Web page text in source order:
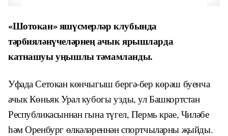
«Шотокан» яшүсмерләр клубын­да
тәрбияләнүчеләрнең ачык ярышларда
катнашуы уңышлы тәмамланды.
Уфада Сетокан көнчыгыш бергә-бер көрәш буенча
ачык Көньяк Урал кубогы узды, ул Башкортстан
Республикасыннан гына түгел, Пермь крае, Чиләбе
һәм Оренбург өлкәләреннән спортчыларны җыйды.